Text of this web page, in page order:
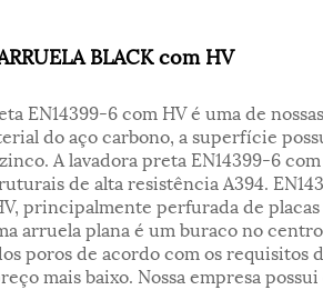
BLACK com HV
EN14399-6 com HV é uma de
do aço carbono, a superfície
A lavadora preta EN14399-6
de alta resistência A394.
principalmente perfurada de
arruela plana é um buraco no
poros de acordo com os requisitos
mais baixo. Nossa empresa